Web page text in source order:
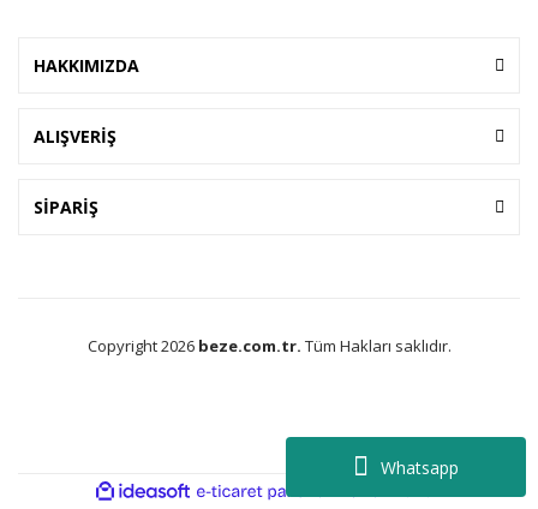
Whatsapp
HAKKIMIZDA
ALIŞVERİŞ
SİPARİŞ
Copyright 2026 beze.com.tr. Tüm Hakları saklıdır.
ideasoft